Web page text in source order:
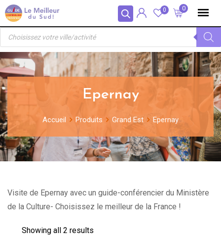
Panneau de gestion des cookies
Skip
to
content
0
0
Recherche
produits
Epernay
Accueil Produits Grand Est Epernay
Visite de Epernay avec un guide-conférencier du Ministère
de la Culture- Choisissez le meilleur de la France !
Showing all 2 results